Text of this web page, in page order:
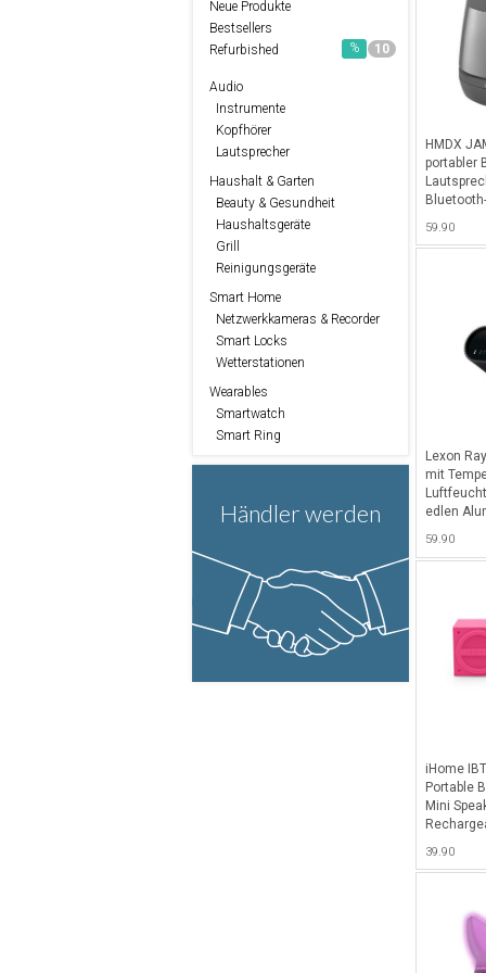
Neue Produkte
Bestsellers
Refurbished
10
%
Audio
Instrumente
Kopfhörer
Lautsprecher
Haushalt & Garten
Beauty & Gesundheit
Haushaltsgeräte
Grill
Reinigungsgeräte
Smart Home
Netzwerkkameras & Recorder
Smart Locks
Wetterstationen
Wearables
Smartwatch
Smart Ring
Händler werden
HMDX
portabler
59.90
Lexon
mit
edlen
59.90
iHome
Portable
Mini
39.90